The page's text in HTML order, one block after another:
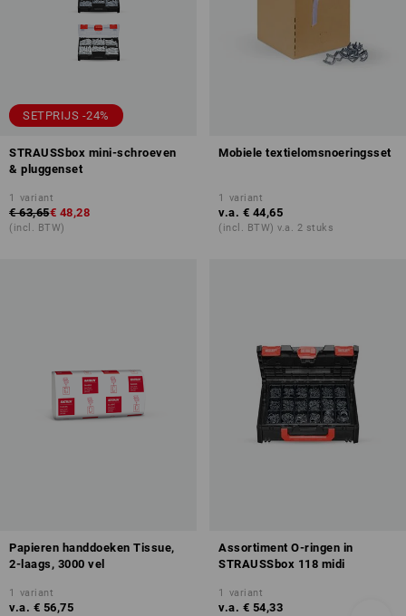
SETPRIJS -24%
STRAUSSbox mini-schroeven
& pluggenset
1 variant
€ 63,65€ 48,28
(incl. BTW)
Mobiele textielomsnoeringsset
1 variant
v.a. € 44,65
(incl. BTW) v.a. 2 stuks
Papieren handdoeken Tissue,
2-laags, 3000 vel
1 variant
v.a. € 56,75
Assortiment O-ringen in
STRAUSSbox 118 midi
1 variant
v.a. € 54,33